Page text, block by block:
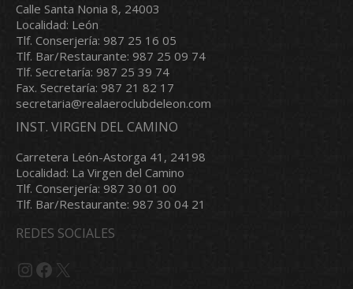
Calle Santa Nonia 8, 24003
Localidad: León
Tlf. Conserjería: 987 25 16 05
Tlf. Bar/Restaurante: 987 25 09 74
Tlf. Secretaría: 987 25 39 74
Fax. Secretaría: 987 21 82 17
secretaria@realaeroclubdeleon.com
INST. VIRGEN DEL CAMINO
Carretera León-Astorga 41, 24198
Localidad: La Virgen del Camino
Tlf. Conserjería: 987 30 01 00
Tlf. Bar/Restaurante: 987 30 04 21
REDES SOCIALES
Instagram
Facebook
X